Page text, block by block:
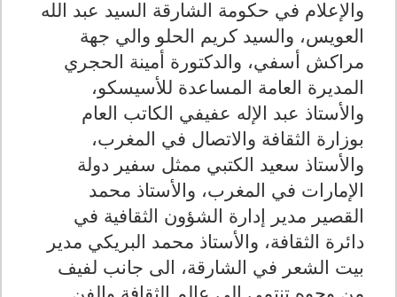
والإعلام في حكومة الشارقة السيد عبد الله
العويس، والسيد كريم الحلو والي جهة
مراكش أسفي، والدكتورة أمينة الحجري
المديرة العامة المساعدة للأسيسكو،
والأستاذ عبد الإله عفيفي الكاتب العام
بوزارة الثقافة والاتصال في المغرب،
والأستاذ سعيد الكتبي ممثل سفير دولة
الإمارات في المغرب، والأستاذ محمد
القصير مدير إدارة الشؤون الثقافية في
دائرة الثقافة، والأستاذ محمد البريكي مدير
بيت الشعر في الشارقة، الى جانب لفيف